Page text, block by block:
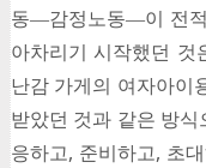
동―감정노동―이 전
아차리기 시작했던 것
난감 가게의 여자아이
받았던 것과 같은 방
응하고, 준비하고, 초